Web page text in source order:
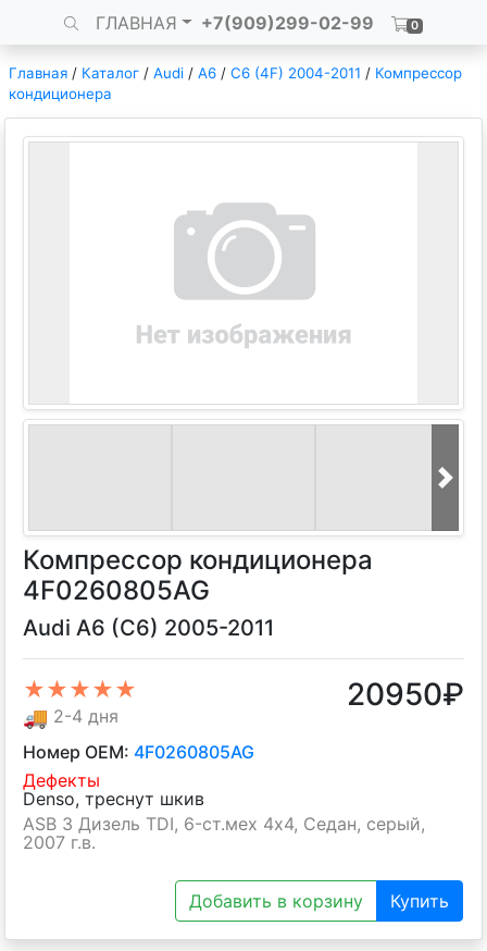
ГЛАВНАЯ +7(909)299-02-99 0
Главная / Каталог / Audi / A6 / C6 (4F) 2004-2011 / Компрессор
кондиционера
Компрессор кондиционера
4F0260805AG
Audi A6 (C6) 2005-2011
★★★★★
🚚 2-4 дня
20950₽
Номер OEM: 4F0260805AG
Дефекты
Denso, треснут шкив
ASB 3 Дизель TDI, 6-ст.мех 4х4, Седан, серый,
2007 г.в.
Добавить в корзину Купить